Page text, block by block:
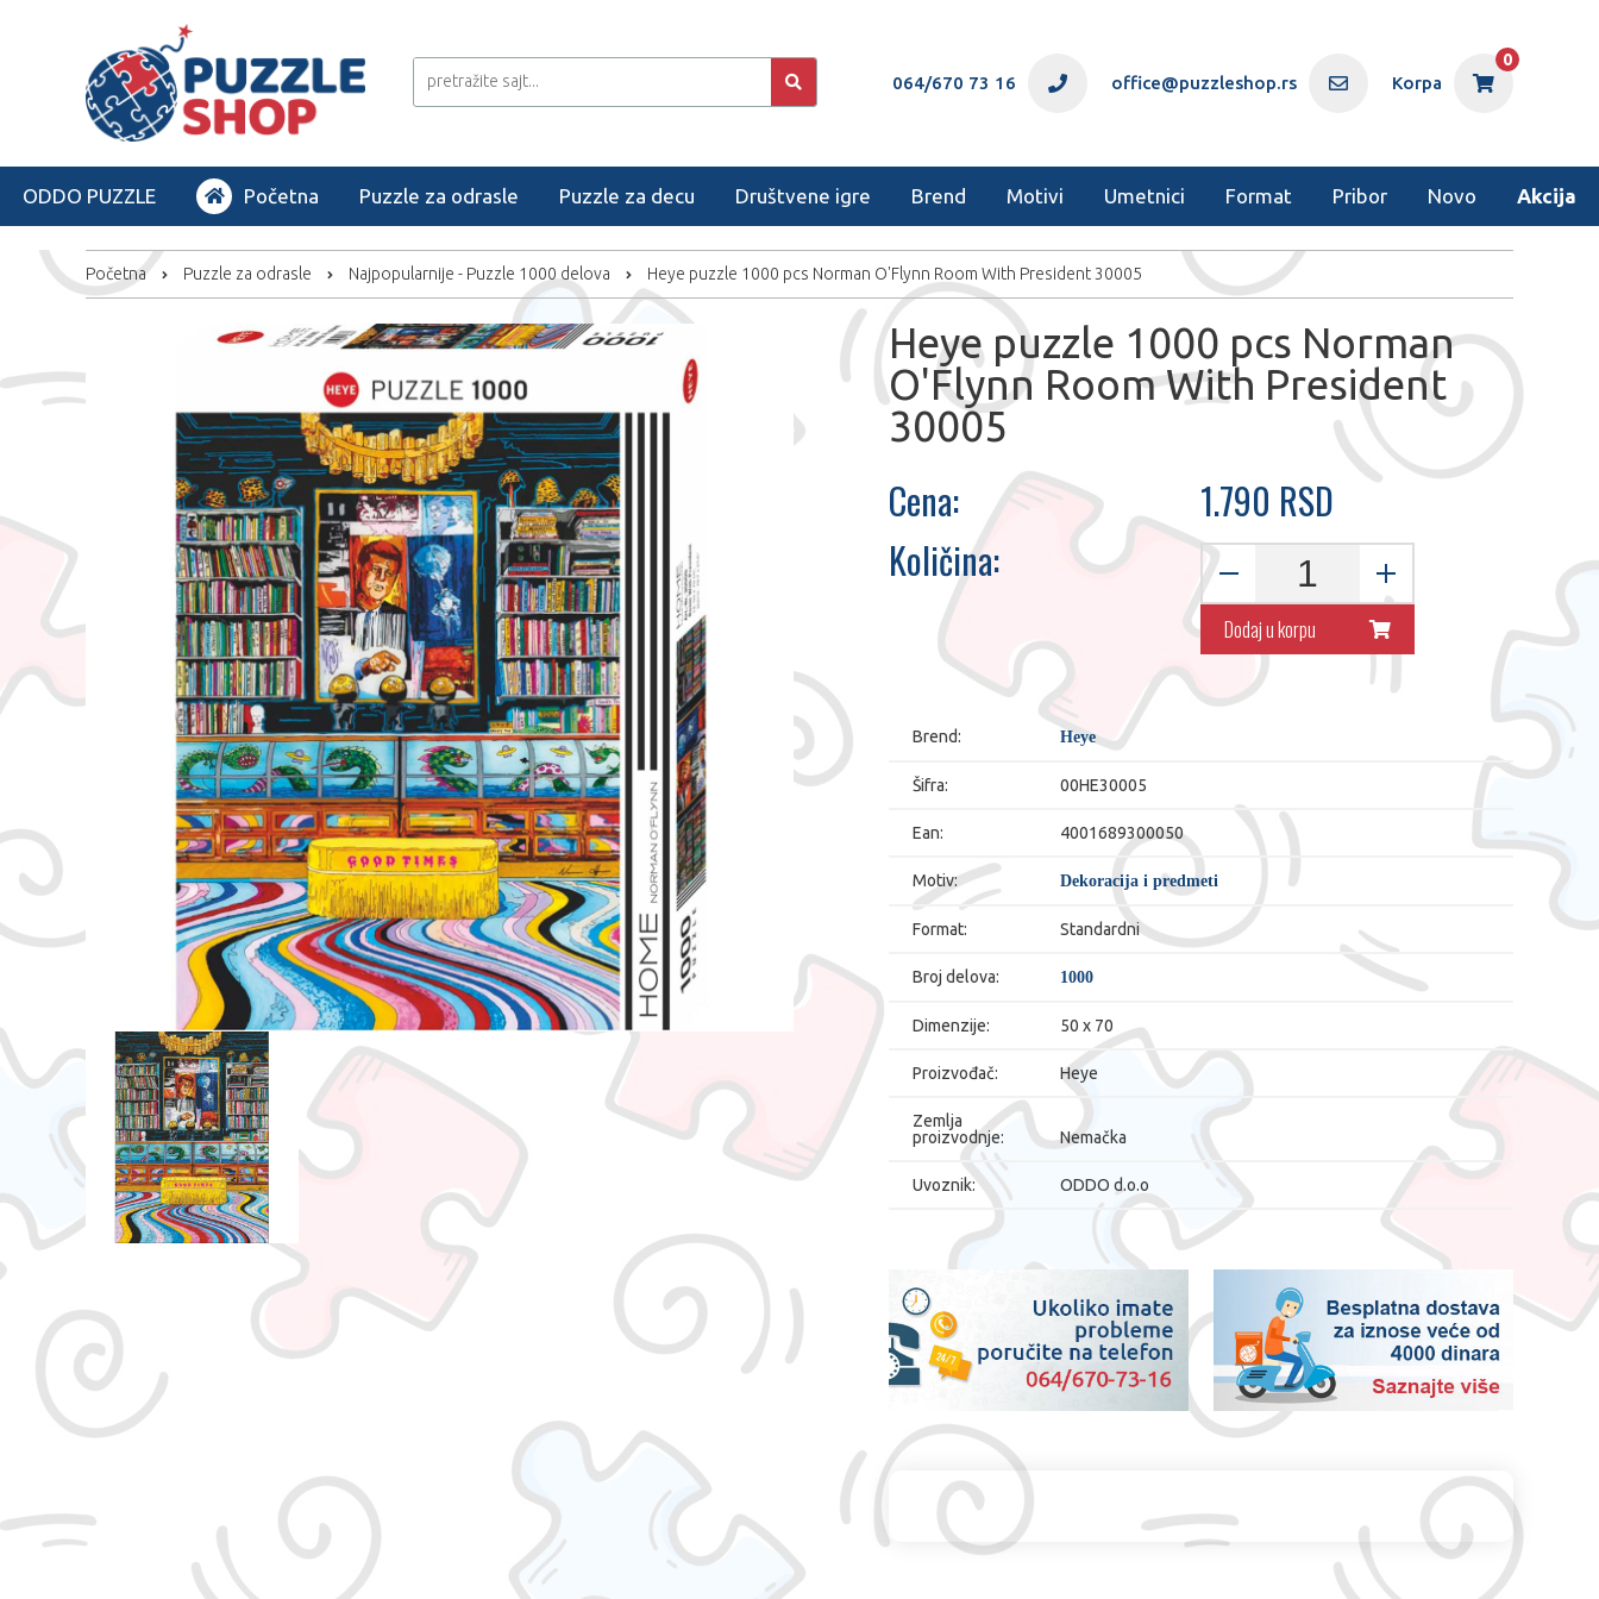
0
Korpa
office@puzzleshop.rs
064/670 73 16
ODDO PUZZLE Početna Puzzle za odrasle Puzzle za decu Društvene igre Brend Motivi Umetnici Format Pribor Novo Akcija
Početna Puzzle za odrasle Najpopularnije - Puzzle 1000 delova Heye puzzle 1000 pcs Norman O'Flynn Room With President 30005
Heye puzzle 1000 pcs Norman
O'Flynn Room With President
30005
Cena:
1.790 RSD
Količina:
Dodaj u korpu
Brend: Heye
Šifra: 00HE30005
Ean: 4001689300050
Motiv: Dekoracija i predmeti
Format: Standardni
Broj delova: 1000
Dimenzije: 50 x 70
Proizvođač: Heye
Zemlja
proizvodnje:
Nemačka
Uvoznik: ODDO d.o.o